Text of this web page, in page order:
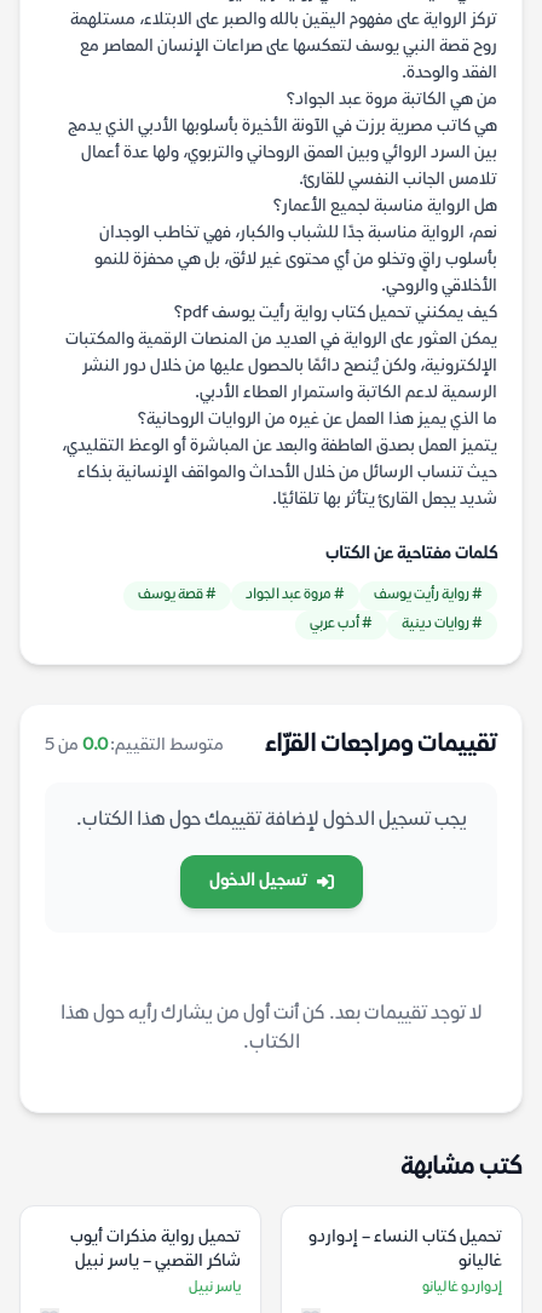
تركز الرواية على مفهوم اليقين بالله والصبر على الابتلاء، مستلهمة
روح قصة النبي يوسف لتعكسها على صراعات الإنسان المعاصر مع
الفقد والوحدة.
من هي الكاتبة مروة عبد الجواد؟
هي كاتب مصرية برزت في الآونة الأخيرة بأسلوبها الأدبي الذي يدمج
بين السرد الروائي وبين العمق الروحاني والتربوي، ولها عدة أعمال
تلامس الجانب النفسي للقارئ.
هل الرواية مناسبة لجميع الأعمار؟
نعم، الرواية مناسبة جدًا للشباب والكبار، فهي تخاطب الوجدان
بأسلوب راقٍ وتخلو من أي محتوى غير لائق، بل هي محفزة للنمو
الأخلاقي والروحي.
كيف يمكنني تحميل كتاب رواية رأيت يوسف pdf؟
يمكن العثور على الرواية في العديد من المنصات الرقمية والمكتبات
الإلكترونية، ولكن يُنصح دائمًا بالحصول عليها من خلال دور النشر
الرسمية لدعم الكاتبة واستمرار العطاء الأدبي.
ما الذي يميز هذا العمل عن غيره من الروايات الروحانية؟
يتميز العمل بصدق العاطفة والبعد عن المباشرة أو الوعظ التقليدي،
حيث تنساب الرسائل من خلال الأحداث والمواقف الإنسانية بذكاء
شديد يجعل القارئ يتأثر بها تلقائيًا.
كلمات مفتاحية عن الكتاب
# رواية رأيت يوسف # مروة عبد الجواد
# قصة يوسف
# روايات دينية
# أدب عربي
تقييمات ومراجعات القرّاء متوسط التقييم:0.0 من 5
يجب تسجيل الدخول لإضافة تقييمك حول هذا الكتاب.
تسجيل الدخول
لا توجد تقييمات بعد. كن أنت أول من يشارك رأيه حول هذا
الكتاب.
كتب مشابهة
تحميل كتاب النساء – إدواردو
غاليانو
إدواردو غاليانو
تحميل رواية مذكرات أيوب
شاكر القصبي – ياسر نبيل
ياسر نبيل